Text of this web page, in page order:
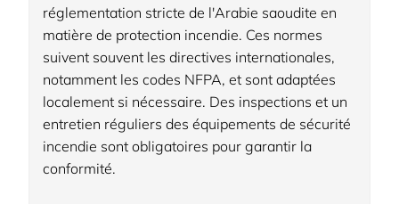
réglementation stricte de l'Arabie saoudite en
matière de protection incendie. Ces normes
suivent souvent les directives internationales,
notamment les codes NFPA, et sont adaptées
localement si nécessaire. Des inspections et un
entretien réguliers des équipements de sécurité
incendie sont obligatoires pour garantir la
conformité.